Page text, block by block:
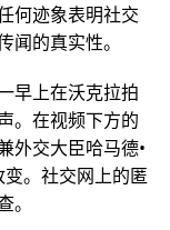
何迹象表明社交
闻的真实性。
早上在沃克拉拍
。在视频下方的
外交大臣哈马德•
变。社交网上的匿